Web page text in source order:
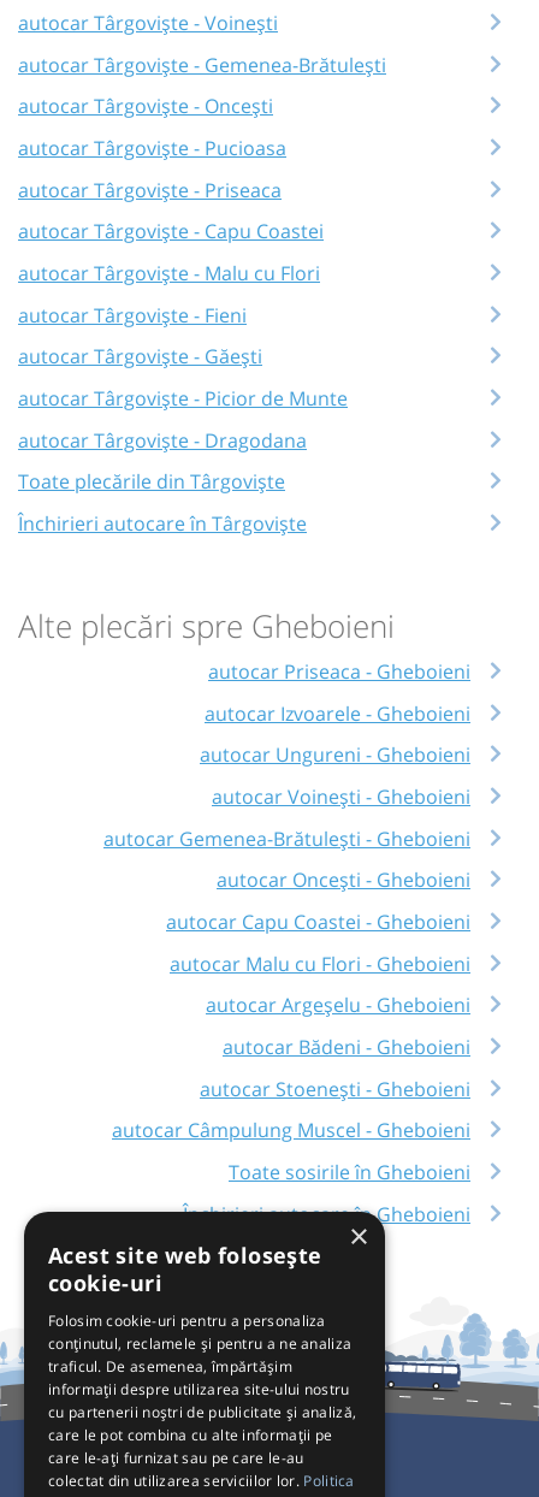
autocar Târgoviște - Voinești
autocar Târgoviște - Gemenea-Brătulești
autocar Târgoviște - Oncești
autocar Târgoviște - Pucioasa
autocar Târgoviște - Priseaca
autocar Târgoviște - Capu Coastei
autocar Târgoviște - Malu cu Flori
autocar Târgoviște - Fieni
autocar Târgoviște - Găești
autocar Târgoviște - Picior de Munte
autocar Târgoviște - Dragodana
Toate plecările din Târgoviște
Închirieri autocare în Târgoviște
Alte plecări spre Gheboieni
autocar Priseaca - Gheboieni
autocar Izvoarele - Gheboieni
autocar Ungureni - Gheboieni
autocar Voinești - Gheboieni
autocar Gemenea-Brătulești - Gheboieni
autocar Oncești - Gheboieni
autocar Capu Coastei - Gheboieni
autocar Malu cu Flori - Gheboieni
autocar Argeșelu - Gheboieni
autocar Bădeni - Gheboieni
autocar Stoenești - Gheboieni
autocar Câmpulung Muscel - Gheboieni
Toate sosirile în Gheboieni
Închirieri autocare în Gheboieni
×
Acest site web folosește
cookie-uri
Folosim cookie-uri pentru a personaliza
conținutul, reclamele și pentru a ne analiza
traficul. De asemenea, împărtășim
informații despre utilizarea site-ului nostru
cu partenerii noștri de publicitate și analiză,
care le pot combina cu alte informații pe
care le-ați furnizat sau pe care le-au
colectat din utilizarea serviciilor lor. Politica